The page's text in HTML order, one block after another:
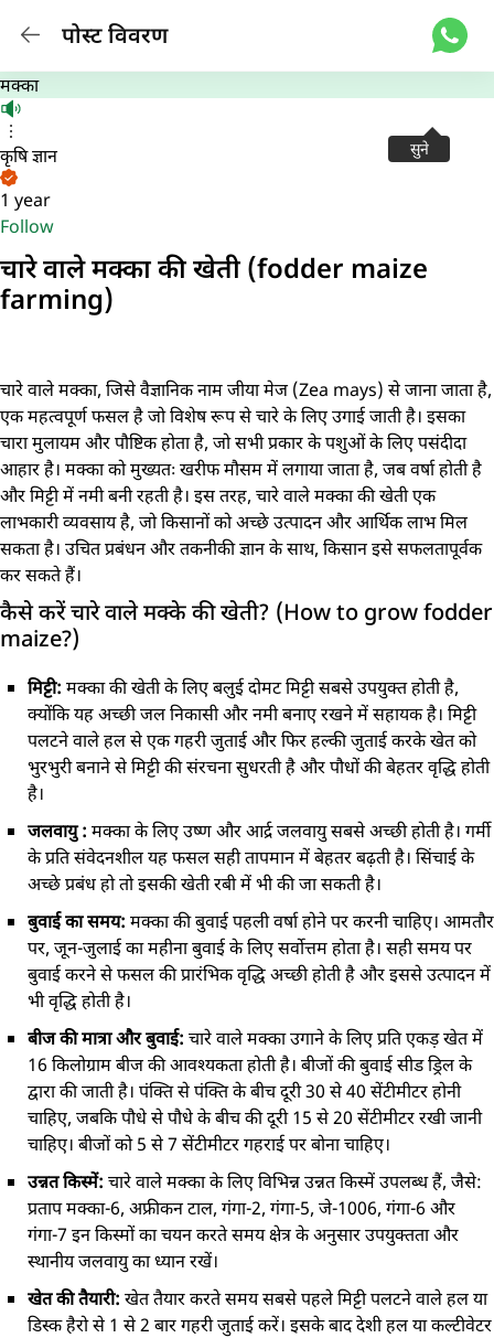
पोस्ट विवरण
सुने
मक्का
कृषि ज्ञान
1 year
Follow
चारे वाले मक्का की खेती (fodder maize
farming)
चारे वाले मक्का, जिसे वैज्ञानिक नाम जीया मेज (Zea mays) से जाना जाता है,
एक महत्वपूर्ण फसल है जो विशेष रूप से चारे के लिए उगाई जाती है। इसका
चारा मुलायम और पौष्टिक होता है, जो सभी प्रकार के पशुओं के लिए पसंदीदा
आहार है। मक्का को मुख्यतः खरीफ मौसम में लगाया जाता है, जब वर्षा होती है
और मिट्टी में नमी बनी रहती है। इस तरह, चारे वाले मक्का की खेती एक
लाभकारी व्यवसाय है, जो किसानों को अच्छे उत्पादन और आर्थिक लाभ मिल
सकता है। उचित प्रबंधन और तकनीकी ज्ञान के साथ, किसान इसे सफलतापूर्वक
कर सकते हैं।
कैसे करें चारे वाले मक्के की खेती? (How to grow fodder
maize?)
मिट्टी: मक्का की खेती के लिए बलुई दोमट मिट्टी सबसे उपयुक्त होती है,
क्योंकि यह अच्छी जल निकासी और नमी बनाए रखने में सहायक है। मिट्टी
पलटने वाले हल से एक गहरी जुताई और फिर हल्की जुताई करके खेत को
भुरभुरी बनाने से मिट्टी की संरचना सुधरती है और पौधों की बेहतर वृद्धि होती
है।
जलवायु : मक्का के लिए उष्ण और आर्द्र जलवायु सबसे अच्छी होती है। गर्मी
के प्रति संवेदनशील यह फसल सही तापमान में बेहतर बढ़ती है। सिंचाई के
अच्छे प्रबंध हो तो इसकी खेती रबी में भी की जा सकती है।
बुवाई का समय: मक्का की बुवाई पहली वर्षा होने पर करनी चाहिए। आमतौर
पर, जून-जुलाई का महीना बुवाई के लिए सर्वोत्तम होता है। सही समय पर
बुवाई करने से फसल की प्रारंभिक वृद्धि अच्छी होती है और इससे उत्पादन में
भी वृद्धि होती है।
बीज की मात्रा और बुवाई: चारे वाले मक्का उगाने के लिए प्रति एकड़ खेत में
16 किलोग्राम बीज की आवश्यकता होती है। बीजों की बुवाई सीड ड्रिल के
द्वारा की जाती है। पंक्ति से पंक्ति के बीच दूरी 30 से 40 सेंटीमीटर होनी
चाहिए, जबकि पौधे से पौधे के बीच की दूरी 15 से 20 सेंटीमीटर रखी जानी
चाहिए। बीजों को 5 से 7 सेंटीमीटर गहराई पर बोना चाहिए।
उन्नत किस्में: चारे वाले मक्का के लिए विभिन्न उन्नत किस्में उपलब्ध हैं, जैसे:
प्रताप मक्का-6, अफ्रीकन टाल, गंगा-2, गंगा-5, जे-1006, गंगा-6 और
गंगा-7 इन किस्मों का चयन करते समय क्षेत्र के अनुसार उपयुक्तता और
स्थानीय जलवायु का ध्यान रखें।
खेत की तैयारी: खेत तैयार करते समय सबसे पहले मिट्टी पलटने वाले हल या
डिस्क हैरो से 1 से 2 बार गहरी जुताई करें। इसके बाद देशी हल या कल्टीवेटर